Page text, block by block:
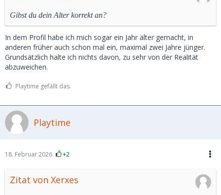
Gibst du dein Alter korrekt an?
In dem Profil habe ich mich sogar ein Jahr älter gemacht, in
anderen früher auch schon mal ein, maximal zwei Jahre jünger.
Grundsätzlich halte ich nichts davon, zu sehr von der Realität
abzuweichen.
Playtime gefällt das.
Playtime
18. Februar 2026 +2
Zitat von Xerxes